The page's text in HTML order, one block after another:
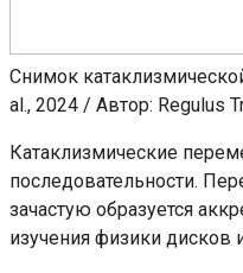
Снимок
al., 2024 / Автор: Regulus
Катаклизмические
последовательности.
зачастую образуется
изучения физики дисков